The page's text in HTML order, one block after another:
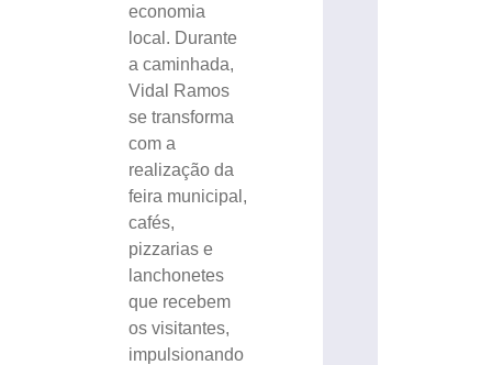
economia
local. Durante
a caminhada,
Vidal Ramos
se transforma
com a
realização da
feira municipal,
cafés,
pizzarias e
lanchonetes
que recebem
os visitantes,
impulsionando